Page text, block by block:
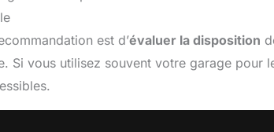
est d’évaluer la disposition
Si vous utilisez souvent votre garage